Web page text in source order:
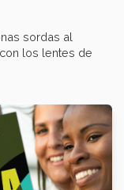
sordas al
los lentes de